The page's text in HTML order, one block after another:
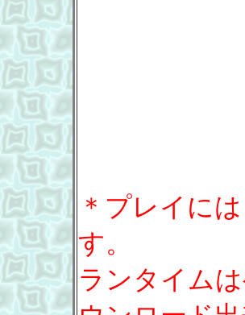
＊プレイに
す。
ランタイム